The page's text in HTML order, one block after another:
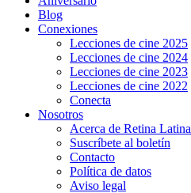
Blog
Conexiones
Lecciones de cine 2025
Lecciones de cine 2024
Lecciones de cine 2023
Lecciones de cine 2022
Conecta
Nosotros
Acerca de Retina Latina
Suscríbete al boletín
Contacto
Política de datos
Aviso legal